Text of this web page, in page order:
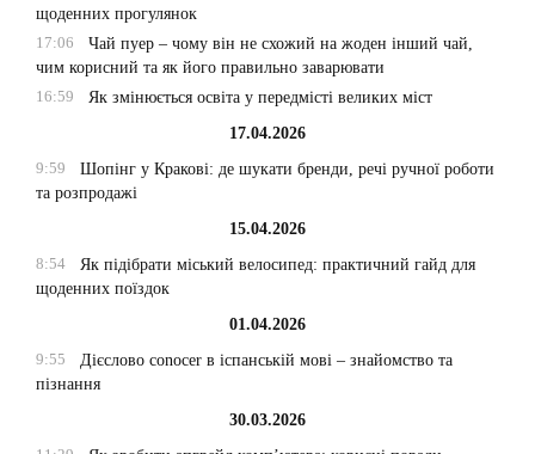
щоденних прогулянок
17:06
Чай пуер – чому він не схожий на жоден інший чай,
чим корисний та як його правильно заварювати
16:59
Як змінюється освіта у передмісті великих міст
17.04.2026
9:59
Шопінг у Кракові: де шукати бренди, речі ручної роботи
та розпродажі
15.04.2026
8:54
Як підібрати міський велосипед: практичний гайд для
щоденних поїздок
01.04.2026
9:55
Дієслово conocer в іспанській мові – знайомство та
пізнання
30.03.2026